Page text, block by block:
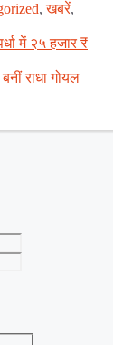
,खबरें,
में २५ हजार ₹
राधा गोयल